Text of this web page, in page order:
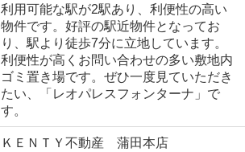
利用可能な駅が2駅あり、利便性の高い
物件です。好評の駅近物件となってお
り、駅より徒歩7分に立地しています。
利便性が高くお問い合わせの多い敷地内
ゴミ置き場です。ぜひ一度見ていただき
たい、「レオパレスフォンターナ」で
す。
ＫＥＮＴＹ不動産 蒲田本店